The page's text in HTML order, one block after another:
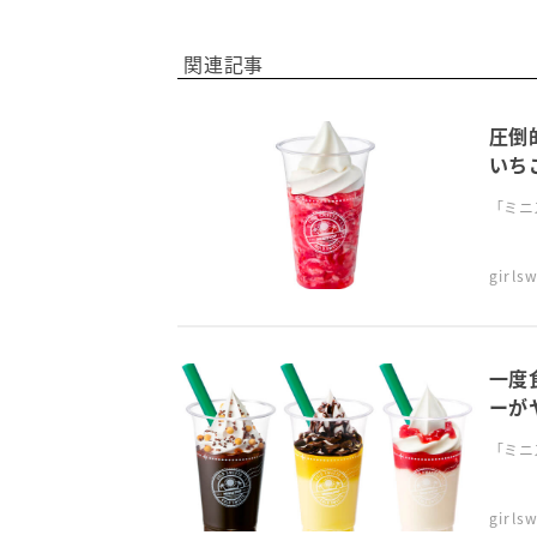
関連記事
圧倒
いち
「ミ
一度
ーが
「ミ